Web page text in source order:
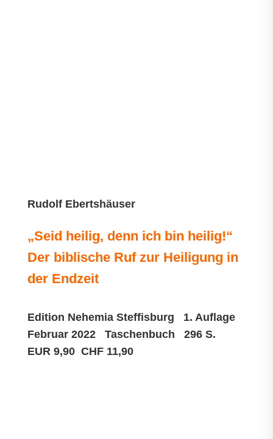
Rudolf Ebertshäuser
„Seid heilig, denn ich bin heilig!“
Der biblische Ruf zur Heiligung in
der Endzeit
Edition Nehemia Steffisburg 1. Auflage
Februar 2022 Taschenbuch 296 S.
EUR 9,90 CHF 11,90